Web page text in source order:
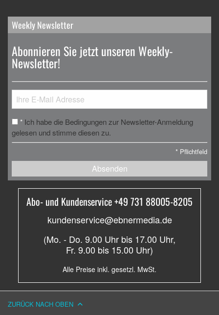
Weekly Newsletter
Abonnieren Sie jetzt unseren Weekly-
Newsletter!
* Ich habe die Bedingungen zur Newsletter-Anmeldung
gelesen und stimme diesen zu.
* Pflichtfeld
Absenden
Abo- und Kundenservice +49 731 88005-8205
kundenservice@ebnermedia.de
(Mo. - Do. 9.00 Uhr bis 17.00 Uhr,
Fr. 9.00 bis 15.00 Uhr)
Alle Preise inkl. gesetzl. MwSt.
ZURÜCK NACH OBEN